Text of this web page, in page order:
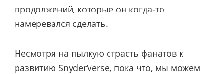
продолжений, которые он когда-то
намеревался сделать.
Несмотря на пылкую страсть фанатов к
развитию SnyderVerse, пока что, мы можем